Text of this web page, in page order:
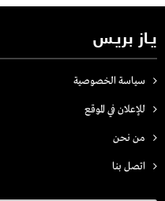
يـاز بريـس
سياسة الخصوصية
للإعلان في الموقع
من نحن
اتصل بنـا